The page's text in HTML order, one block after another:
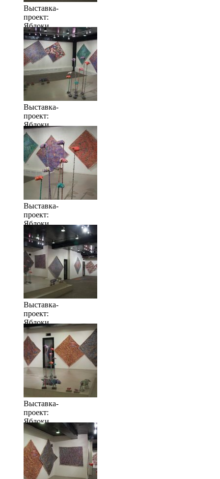
Выставка-
проект:
Яблоки
когда их
много
Выставка-
проект:
Яблоки
когда их
много
Выставка-
проект:
Яблоки
когда их
много
Выставка-
проект:
Яблоки
когда их
много
Выставка-
проект:
Яблоки
когда их
много